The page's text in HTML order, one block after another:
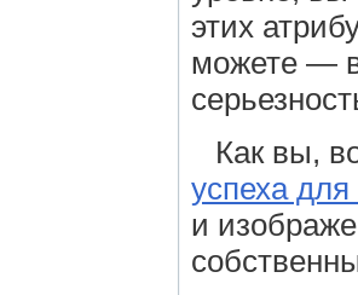
этих
можете —
Как вы,
успеха
и